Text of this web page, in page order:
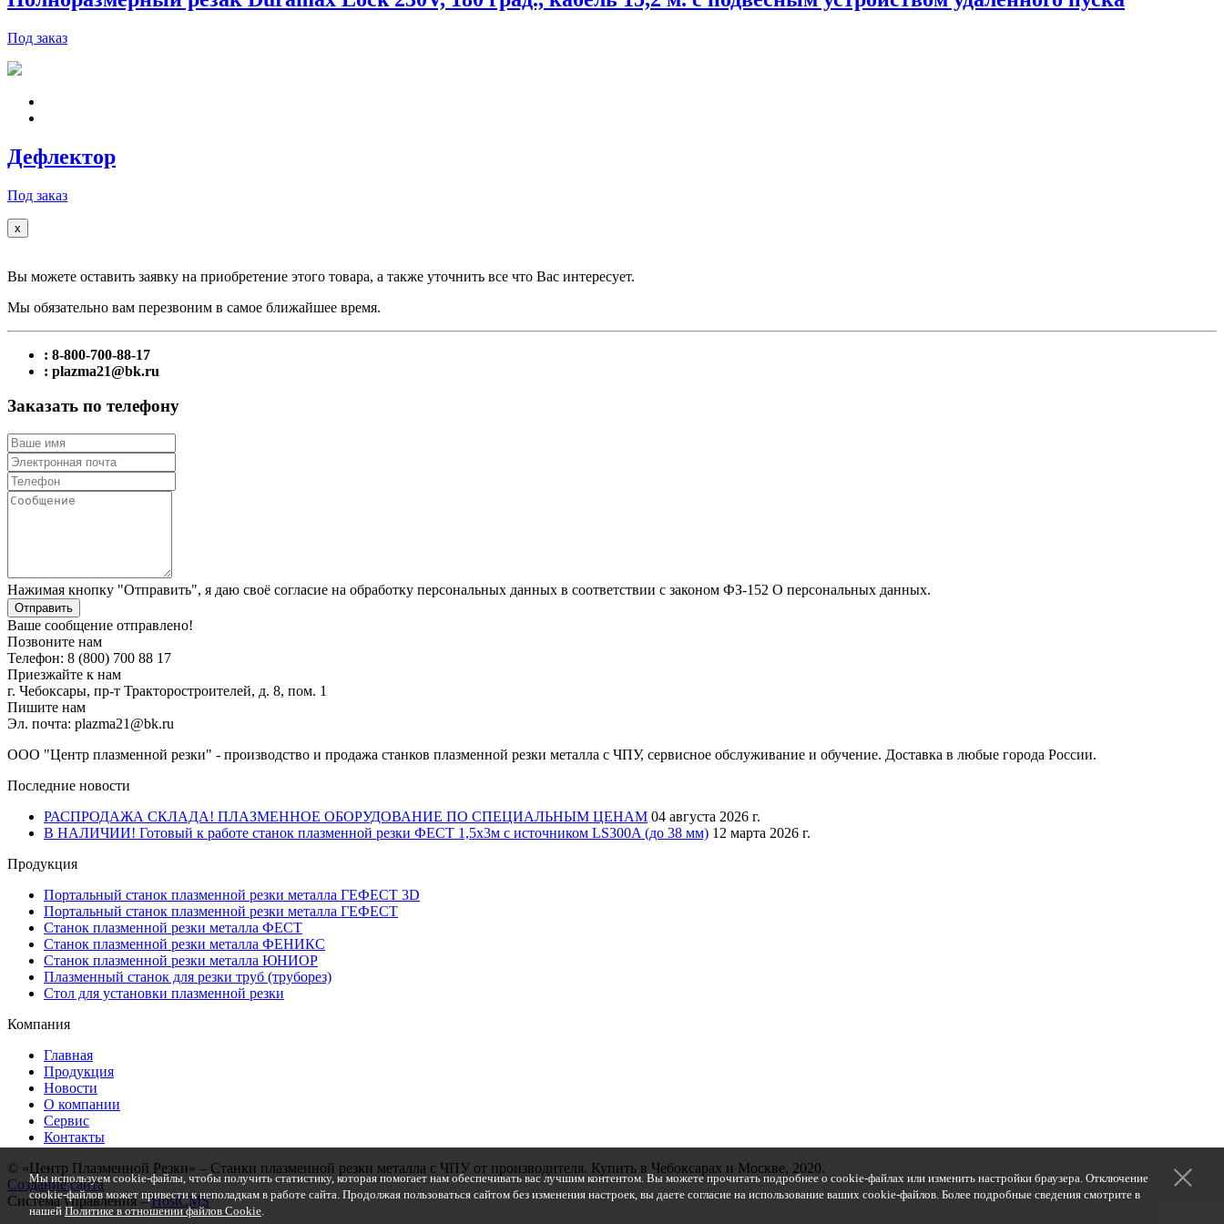
Под заказ
Дефлектор
Под заказ
x
Вы можете оставить заявку на приобретение этого товара, а также уточнить все что Вас интересует.
Мы обязательно вам перезвоним в самое ближайшее время.
: 8-800-700-88-17
: plazma21@bk.ru
Заказать по телефону
Нажимая кнопку "Отправить", я даю своё согласие на обработку персональных данных в соответствии с законом ФЗ-152 О персональных данных.
Отправить
Ваше сообщение отправлено!
Мы используем cookie-файлы, чтобы получить статистику, которая помогает нам обеспечивать вас лучшим контентом. Вы можете прочитать подробнее о cookie-файлах или изменить настройки браузера. Отключение
cookie-файлов может привести к неполадкам в работе сайта. Продолжая пользоваться сайтом без изменения настроек, вы даете согласие на использование ваших cookie-файлов. Более подробные сведения смотрите в
нашейПолитике в отношении файлов Cookie.
Позвоните нам
Телефон: 8 (800) 700 88 17
Приезжайте к нам
г. Чебоксары, пр-т Тракторостроителей, д. 8, пом. 1
Пишите нам
Эл. почта: plazma21@bk.ru
ООО "Центр плазменной резки" - производство и продажа станков плазменной резки металла с ЧПУ, сервисное обслуживание и обучение. Доставка в любые города России.
Последние новости
РАСПРОДАЖА СКЛАДА! ПЛАЗМЕННОЕ ОБОРУДОВАНИЕ ПО СПЕЦИАЛЬНЫМ ЦЕНАМ 04 августа 2026 г.
В НАЛИЧИИ! Готовый к работе станок плазменной резки ФЕСТ 1,5х3м с источником LS300A (до 38 мм) 12 марта 2026 г.
Продукция
Портальный станок плазменной резки металла ГЕФЕСТ 3D
Портальный станок плазменной резки металла ГЕФЕСТ
Станок плазменной резки металла ФЕСТ
Станок плазменной резки металла ФЕНИКС
Станок плазменной резки металла ЮНИОР
Плазменный станок для резки труб (труборез)
Стол для установки плазменной резки
Компания
Главная
Продукция
Новости
О компании
Сервис
Контакты
© «Центр Плазменной Резки» – Станки плазменной резки металла с ЧПУ от производителя. Купить в Чебоксарах и Москве, 2020.
Создание сайта
Система управления –HostCMS